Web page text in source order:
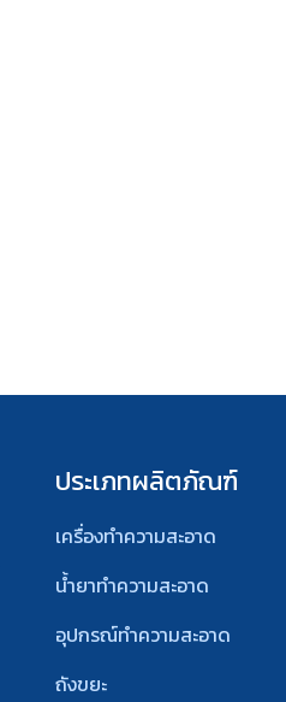
ประเภทผลิตภัณฑ์
เครื่องทำความสะอาด
น้ำยาทำความสะอาด
อุปกรณ์ทําความสะอาด
ถังขยะ